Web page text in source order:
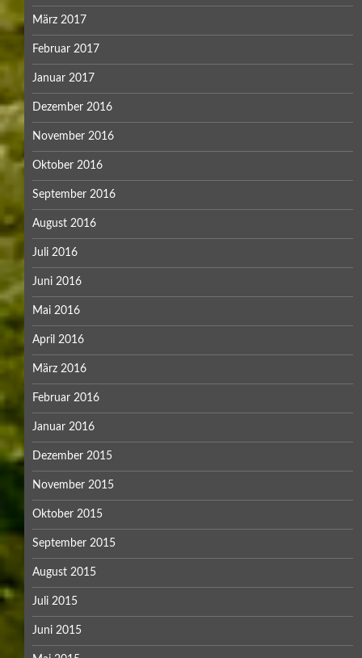
März 2017
Februar 2017
Januar 2017
Dezember 2016
November 2016
Oktober 2016
September 2016
August 2016
Juli 2016
Juni 2016
Mai 2016
April 2016
März 2016
Februar 2016
Januar 2016
Dezember 2015
November 2015
Oktober 2015
September 2015
August 2015
Juli 2015
Juni 2015